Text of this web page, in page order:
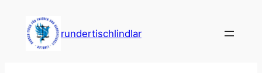
Inhalt
springen
rundertischlindlar